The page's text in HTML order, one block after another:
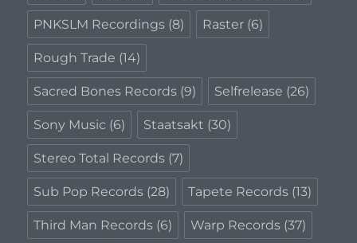
PNKSLM Recordings (8) Raster (6)
Rough Trade (14)
Sacred Bones Records (9) Selfrelease (26)
Sony Music (6) Staatsakt (30)
Stereo Total Records (7)
Sub Pop Records (28) Tapete Records (13)
Third Man Records (6) Warp Records (37)